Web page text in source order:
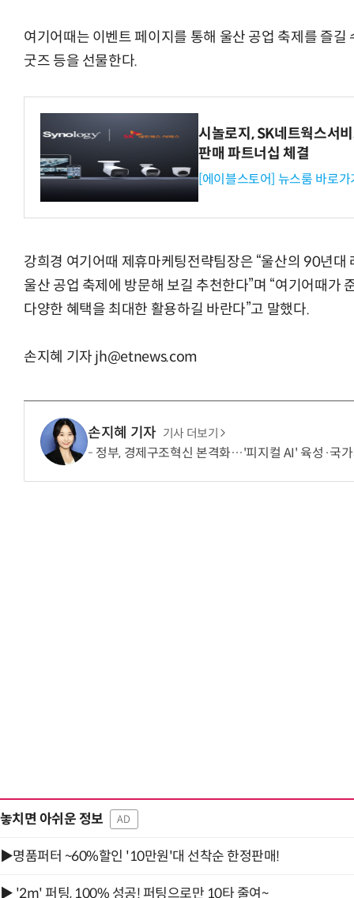
여기어때는 이벤트 페이지를 통해 울산 공업 축제를 즐
굿즈 등을 선물한다.
시놀로지, SK네트웍스서
판매 파트너십 체결
[에이블스토어] 뉴스룸 바로가
강희경 여기어때 제휴마케팅전략팀장은 “울산의 90년
울산 공업 축제에 방문해 보길 추천한다”며 “여기어때가
다양한 혜택을 최대한 활용하길 바란다”고 말했다.
손지혜 기자 jh@etnews.com
손지혜 기자 기사 더보기
정부, 경제구조혁신 본격화…'피지컬 AI' 육성·국
놓치면 아쉬운 정보 AD
▶명품퍼터 ~60%할인 '10만원'대 선착순 한정판매!
▶ '2m' 퍼팅, 100% 성공! 퍼팅으로만 10타 줄여~